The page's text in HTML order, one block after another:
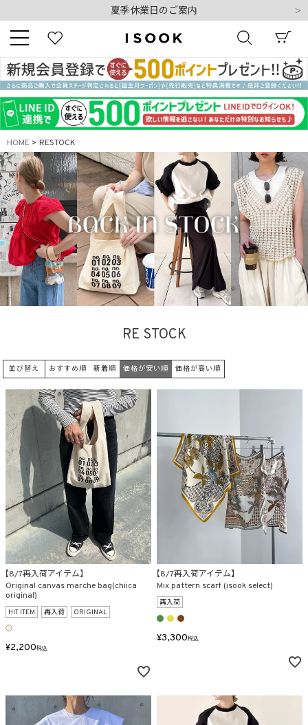
夏季休業日のご案内
10,000円以上ご購入で送料無料
新規会員登録でもれなく500ポイントプレゼント
夏季休業日のご案内
令和8年熊本地震の影響によるお荷物のお届けについて
キーワード
商品番号
販売タイプ
新着 再入荷 SALE
ORIGINAL HIT ITEM
カラー
価格（税込）
〜
表示する
HOME RESTOCK
RE STOCK
並び替え おすすめ順 新着順 価格が安い順 価格が高い順
【8/7再入荷アイテム】
Original canvas marche bag(chiica
original)
HIT ITEM 再入荷 ORIGINAL
¥2,200税込
【8/7再入荷アイテム】
Mix pattern scarf (isook select)
再入荷
¥3,300税込